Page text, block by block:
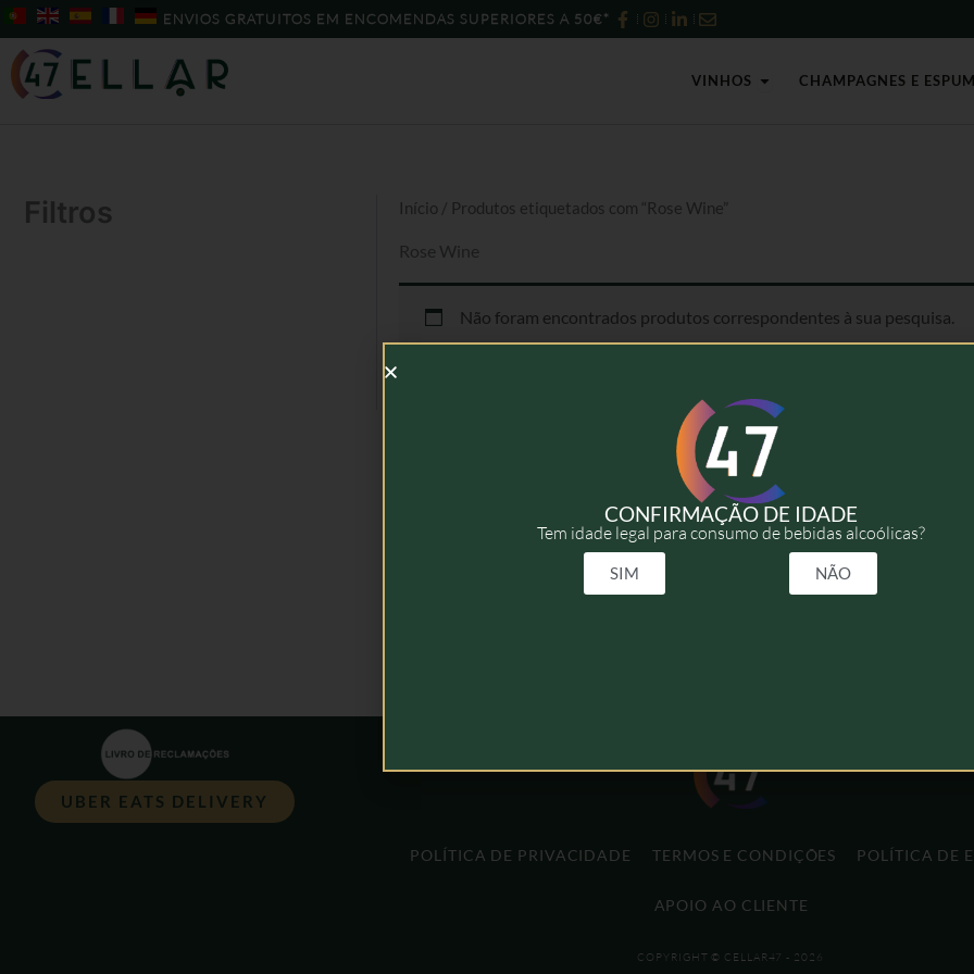
Skip
to
content
ENVIOS GRATUITOS EM ENCOMENDAS SUPERIORES A 50€*
VINHOS Open Vinhos
CHAMPAGNES E
Filtros Início / Produtos etiquetados com “Rose Wine”
Rose Wine
Não foram encontrados produtos correspondentes à sua pesquisa.
POLÍTICA DE PRIVACIDADE TERMOS E CONDIÇÕES POLÍTICA DE
APOIO AO CLIENTE
COPYRIGHT © CELLAR47 - 2026
UBER EATS DELIVERY
CONFIRMAÇÃO DE IDADE
Tem idade legal para consumo de bebidas alcoólicas?
SIM NÃO